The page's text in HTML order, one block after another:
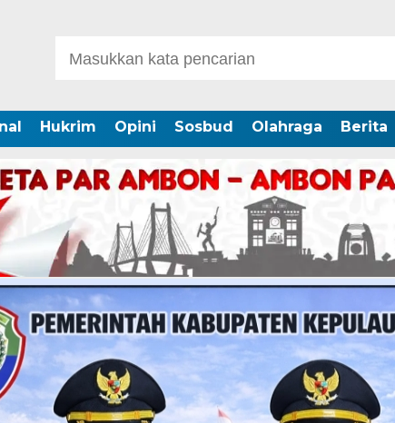
Hukrim Opini Sosbud Olahraga Berita